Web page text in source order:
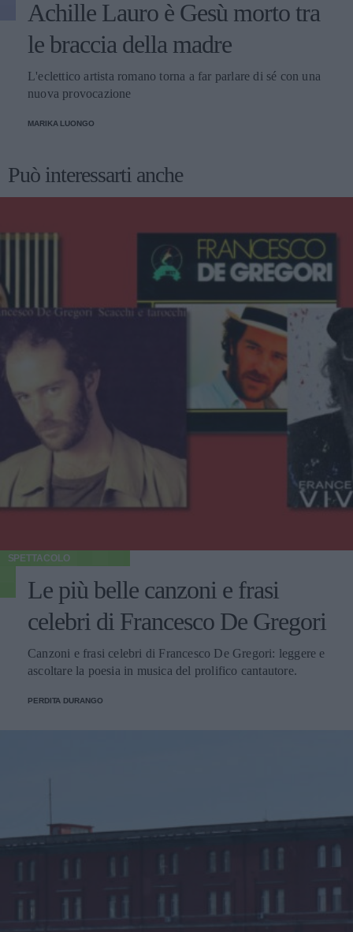
Achille Lauro è Gesù morto tra
le braccia della madre
L'eclettico artista romano torna a far parlare di sé con una
nuova provocazione
MARIKA LUONGO
Può interessarti anche
SPETTACOLO
Le più belle canzoni e frasi
celebri di Francesco De Gregori
Canzoni e frasi celebri di Francesco De Gregori: leggere e
ascoltare la poesia in musica del prolifico cantautore.
PERDITA DURANGO